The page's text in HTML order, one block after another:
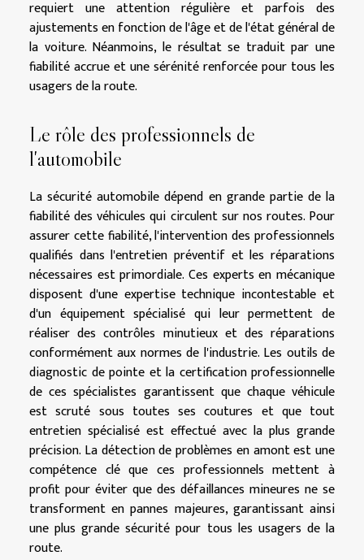
requiert une attention régulière et parfois des
ajustements en fonction de l'âge et de l'état général de
la voiture. Néanmoins, le résultat se traduit par une
fiabilité accrue et une sérénité renforcée pour tous les
usagers de la route.
Le rôle des professionnels de
l'automobile
La sécurité automobile dépend en grande partie de la
fiabilité des véhicules qui circulent sur nos routes. Pour
assurer cette fiabilité, l'intervention des professionnels
qualifiés dans l'entretien préventif et les réparations
nécessaires est primordiale. Ces experts en mécanique
disposent d'une expertise technique incontestable et
d'un équipement spécialisé qui leur permettent de
réaliser des contrôles minutieux et des réparations
conformément aux normes de l'industrie. Les outils de
diagnostic de pointe et la certification professionnelle
de ces spécialistes garantissent que chaque véhicule
est scruté sous toutes ses coutures et que tout
entretien spécialisé est effectué avec la plus grande
précision. La détection de problèmes en amont est une
compétence clé que ces professionnels mettent à
profit pour éviter que des défaillances mineures ne se
transforment en pannes majeures, garantissant ainsi
une plus grande sécurité pour tous les usagers de la
route.